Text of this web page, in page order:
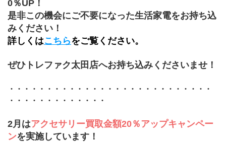
0％UP！
是非この機会にご不要になった生活家電をお持ち込
みください！
詳しくはこちらをご覧ください。
ぜひトレファク太田店へお持ち込みくださいませ！
・・・・・・・・・・・・・・・・・・・・・・・・・・・
・・・・・・・・・・・・・
2月はアクセサリー買取金額20％アップキャンペー
ンを実施しています！